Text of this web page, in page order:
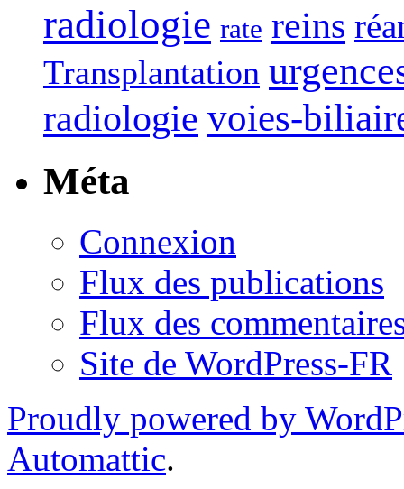
radiologie rate reins
Transplantation
radiologie voies-
Méta
Connexion
Flux des publications
Flux des
Site de WordPress-FR
Proudly powered by
Automattic.